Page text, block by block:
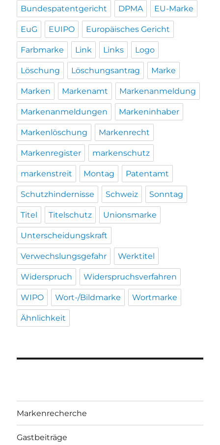
Bundespatentgericht DPMA EU-Marke
EuG EUIPO Europäisches Gericht
Farbmarke Link Links Logo
Löschung Löschungsantrag Marke
Marken Markenamt Markenanmeldung
Markenanmeldungen Markeninhaber
Markenlöschung Markenrecht
Markenregister markenschutz
markenstreit Montag Patentamt
Schutzhindernisse Schweiz Sonntag
Titel Titelschutz Unionsmarke
Unterscheidungskraft
Verwechslungsgefahr Werktitel
Widerspruch Widerspruchsverfahren
WIPO Wort-/Bildmarke Wortmarke
Ähnlichkeit
Markenrecherche
Gastbeiträge